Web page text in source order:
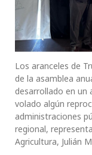
Los aranceles de
de la asamblea
desarrollado en un
volado algún
administraciones
regional,
Agricultura, Julián